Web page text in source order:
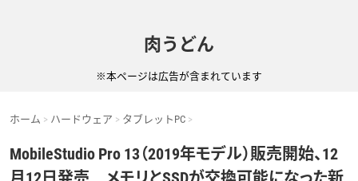
肉うどん
※本ページは広告が含まれています
ホーム ハードウェア タブレットPC
MobileStudio Pro 13（2019年モデル）販売開始、12